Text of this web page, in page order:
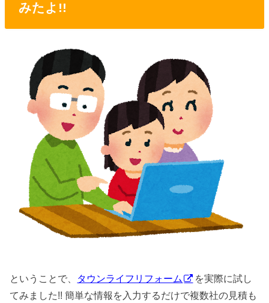
みたよ!!
ということで、 タウンライフリフォーム
を実際に試し
てみました!! 簡単な情報を入力するだけで複数社の見積も